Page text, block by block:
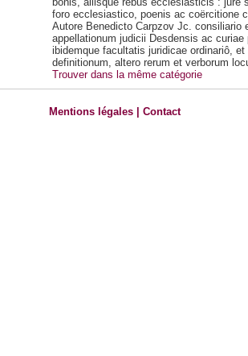
foro ecclesiastico, poenis ac coërcitione
Autore Benedicto Carpzov Jc. consiliario
appellationum judicii Desdensis ac
ibidemque facultatis juridicae ordinariô,
definitionum, altero rerum et verborum
Trouver dans la même catégorie
Mentions légales |Contact